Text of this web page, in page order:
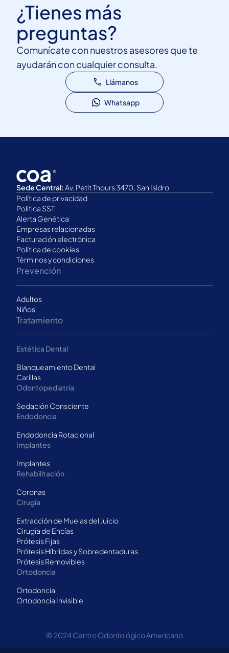
¿Tienes más
preguntas?
Comunícate con nuestros asesores que te
ayudarán con cualquier consulta.
Llámanos
Whatsapp
Sede Central:Av. Petit Thours 3470, San Isidro
Política de privacidad
Política SST
Alerta Genética
Empresas relacionadas
Facturación electrónica
Política de cookies
Términos y condiciones
Prevención
Adultos
Niños
Tratamiento
Estética Dental
Blanqueamiento Dental
Carillas
Odontopediatría
Sedación Consciente
Endodoncia
Endodoncia Rotacional
Implantes
Implantes
Rehabilitación
Coronas
Cirugía
Extracción de Muelas del Juicio
Cirugía de Encías
Prótesis Fijas
Prótesis Híbridas y Sobredentaduras
Prótesis Removibles
Ortodoncia
Ortodoncia
Ortodoncia Invisible
© 2024 Centro Odontológico Americano